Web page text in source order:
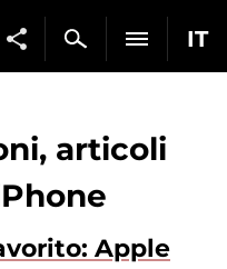
IT
articoli
Apple